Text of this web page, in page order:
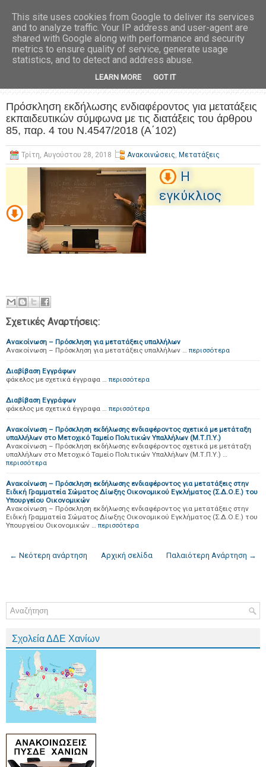
Πρόσκληση εκδήλωσης ενδιαφέροντος για μετατάξεις
εκπαιδευτικών σύμφωνα με τις διατάξεις του άρθρου
85, παρ. 4 του Ν.4547/2018 (Α΄102)
Τρίτη, Αυγούστου 28, 2018 Ανακοινώσεις, Μετατάξεις
Η
εγκύκλιος
Σχετικές Αναρτήσεις:
Ανακοίνωση – Πρόσκληση για μετατάξεις υπαλλήλων
Ανακοίνωση – Πρόσκληση για μετατάξεις υπαλλήλων … περισσότερα
Διαβίβαση Εγγράφων
φάκελος με σχετικά έγγραφα … περισσότερα
Διαβίβαση Εγγράφων
φάκελος με σχετικά έγγραφα … περισσότερα
Ανακοίνωση – Πρόσκληση εκδήλωσης ενδιαφέροντος σχετικά με μετάταξη
υπαλλήλων στο Μετοχικό Ταμείο Πολιτικών Υπαλλήλων (Μ.Τ.Π.Υ.)
Ανακοίνωση – Πρόσκληση εκδήλωσης ενδιαφέροντος σχετικά με μετάταξη
υπαλλήλων στο Μετοχικό Ταμείο Πολιτικών Υπαλλήλων (Μ.Τ.Π.Υ.) …
περισσότερα
Ανακοίνωση – Πρόσκληση εκδήλωσης ενδιαφέροντος για μετατάξεις στην
Ειδική Γραμματεία Σώματος Δίωξης Οικονομικού Εγκλήματος (Σ.Δ.Ο.Ε.) του
Υπουργείου Οικονομικών
Ανακοίνωση – Πρόσκληση εκδήλωσης ενδιαφέροντος για μετατάξεις στην
Ειδική Γραμματεία Σώματος Δίωξης Οικονομικού Εγκλήματος (Σ.Δ.Ο.Ε.) του
Υπουργείου Οικονομικών … περισσότερα
← Νεότερη ανάρτηση Παλαιότερη Ανάρτηση →
Αρχική σελίδα
Σχολεία ΔΔΕ Χανίων
This site uses cookies from Google to deliver its services
and to analyze traffic. Your IP address and user-agent are
shared with Google along with performance and security
metrics to ensure quality of service, generate usage
statistics, and to detect and address abuse.
LEARN MORE GOT IT